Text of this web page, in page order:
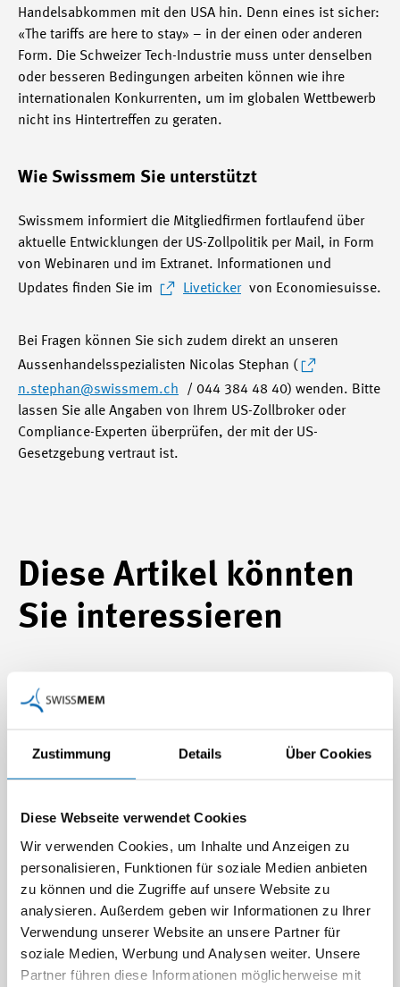
Zustimmung Details Über Cookies
Diese Webseite verwendet Cookies
Wir verwenden Cookies, um Inhalte und Anzeigen zu
personalisieren, Funktionen für soziale Medien anbieten
zu können und die Zugriffe auf unsere Website zu
analysieren. Außerdem geben wir Informationen zu Ihrer
Verwendung unserer Website an unsere Partner für
soziale Medien, Werbung und Analysen weiter. Unsere
Partner führen diese Informationen möglicherweise mit
Handelsabkommen mit den USA hin. Denn eines ist sicher:
«The tariffs are here to stay» – in der einen oder anderen
Form. Die Schweizer Tech-Industrie muss unter denselben
oder besseren Bedingungen arbeiten können wie ihre
internationalen Konkurrenten, um im globalen Wettbewerb
nicht ins Hintertreffen zu geraten.
Wie Swissmem Sie unterstützt
Swissmem informiert die Mitgliedfirmen fortlaufend über
aktuelle Entwicklungen der US-Zollpolitik per Mail, in Form
von Webinaren und im Extranet. Informationen und
Updates finden Sie im
Liveticker von Economiesuisse.
Bei Fragen können Sie sich zudem direkt an unseren
Aussenhandelsspezialisten Nicolas Stephan (
n.stephan@swissmem.ch
/ 044 384 48 40) wenden. Bitte
lassen Sie alle Angaben von Ihrem US-Zollbroker oder
Compliance-Experten überprüfen, der mit der US-
Gesetzgebung vertraut ist.
Diese Artikel könnten
Sie interessieren
US-Zölle: Schweizer
Tech-Industrie
gegenüber der EU erneut
benachteiligt
Der US-Zoll beträgt neu 12,5
Zölle sinken – doch für
die Tech-Industrie bleibt
die Lage kritisch
USA senken Strafzölle auf
15%. Swissmem warnt: Keine